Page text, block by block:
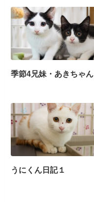
季節4兄妹・あきちゃん
うにくん日記１